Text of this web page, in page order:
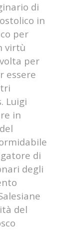
di
in
per
virtù
per
essere
Luigi
in
di
degli
del